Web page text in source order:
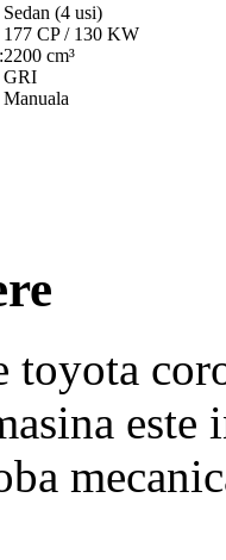
Sedan (4 usi)
177 CP / 130 KW
2200 cm³
GRI
Manuala
toyota
este